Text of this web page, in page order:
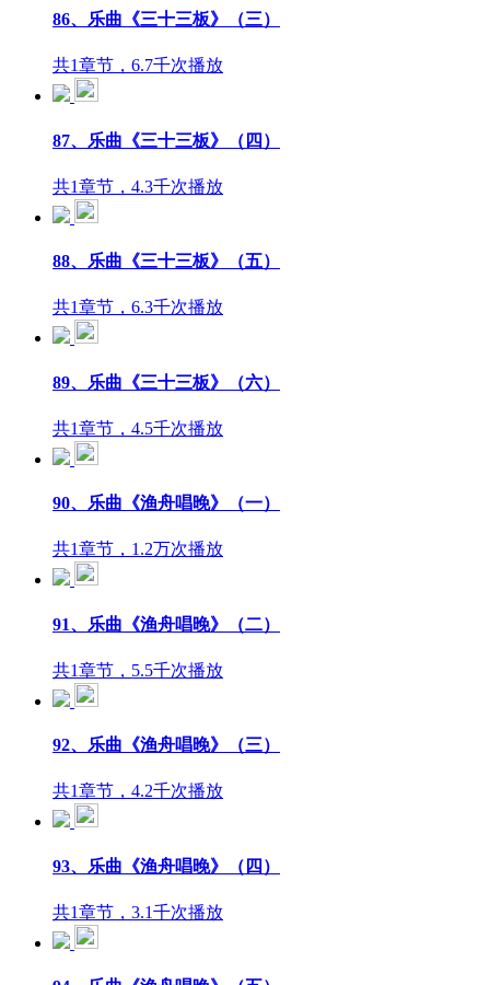
86、乐曲《三十三板》（三）
共1章节，6.7千次播放
87、乐曲《三十三板》（四）
共1章节，4.3千次播放
88、乐曲《三十三板》（五）
共1章节，6.3千次播放
89、乐曲《三十三板》（六）
共1章节，4.5千次播放
90、乐曲《渔舟唱晚》（一）
共1章节，1.2万次播放
91、乐曲《渔舟唱晚》（二）
共1章节，5.5千次播放
92、乐曲《渔舟唱晚》（三）
共1章节，4.2千次播放
93、乐曲《渔舟唱晚》（四）
共1章节，3.1千次播放